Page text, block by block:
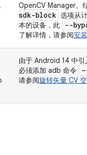
OpenCV Manager。
sdk-block 选项从
本的设备，此
--
了解详情，请参阅安
由于 Android 14 中引
必须添加 adb 命令
请参阅旋转矢量 CV